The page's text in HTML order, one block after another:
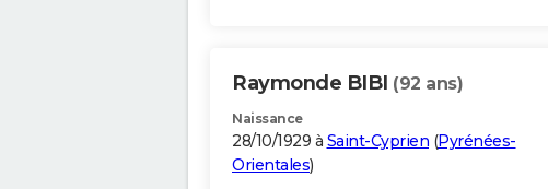
Raymonde BIBI (92 ans)
Naissance
28/10/1929 à Saint-Cyprien (Pyrénées-
Orientales)